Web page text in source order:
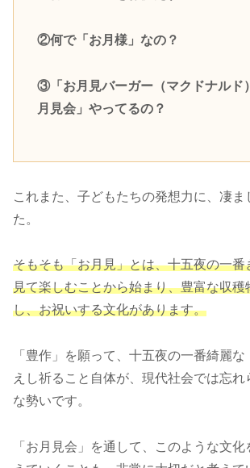
②何で「お月様」なの？
③「お月見バーガー（マクドナルド
月見会」やってるの？
これまた、子どもたちの発想力に、凄ま
た。
そもそも「お月見」とは、十五夜の一番
見て楽しむことから始まり、豊富な収穫
し、お祝いする文化があります。
「豊作」を願って、十五夜の一番綺麗
えし祈ること自体が、現代社会では忘れ
な勢いです。
「お月見会」を通して、このような文